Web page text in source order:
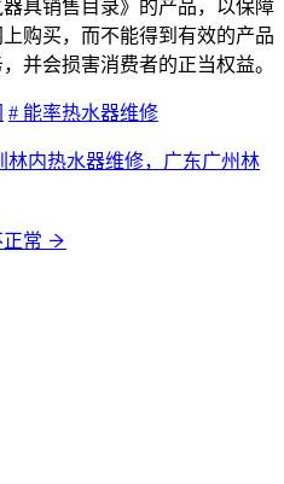
具销售目录》的产品，以保障
购买，而不能得到有效的产品
并会损害消费者的正当权益。
# 能率热水器维修
林内热水器维修，广东广州林
常